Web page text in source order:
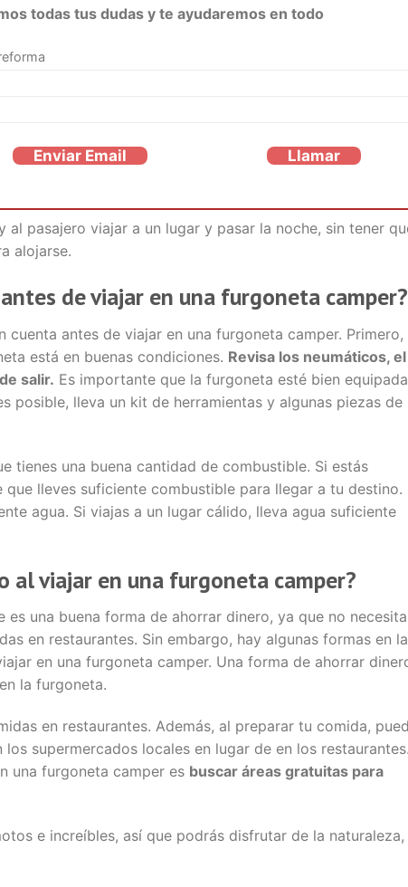
todas tus dudas y te ayudaremos en todo
Enviar Email Llamar
pasajero viajar a un lugar y pasar la noche, sin tener
alojarse.
de viajar en una furgoneta camper?
cuenta antes de viajar en una furgoneta camper. Primero,
está en buenas condiciones. Revisa los neumáticos, el
salir. Es importante que la furgoneta esté bien equipada
posible, lleva un kit de herramientas y algunas piezas de
tienes una buena cantidad de combustible. Si estás
lleves suficiente combustible para llegar a tu destino.
agua. Si viajas a un lugar cálido, lleva agua suficiente
al viajar en una furgoneta camper?
una buena forma de ahorrar dinero, ya que no
en restaurantes. Sin embargo, hay algunas formas en
en una furgoneta camper. Una forma de ahorrar
la furgoneta.
en restaurantes. Además, al preparar tu comida,
supermercados locales en lugar de en los
una furgoneta camper es buscar áreas gratuitas para
e increíbles, así que podrás disfrutar de la naturaleza,